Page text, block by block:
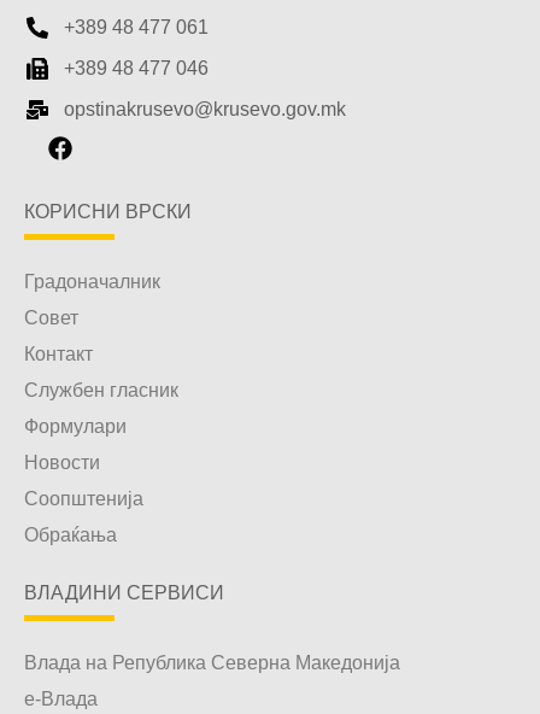
+389 48 477 061
+389 48 477 046
opstinakrusevo@krusevo.gov.mk
КОРИСНИ ВРСКИ
Градоначалник
Совет
Контакт
Службен гласник
Формулари
Новости
Соопштенија
Обраќања
ВЛАДИНИ СЕРВИСИ
Влада на Република Северна Македонија
е-Влада